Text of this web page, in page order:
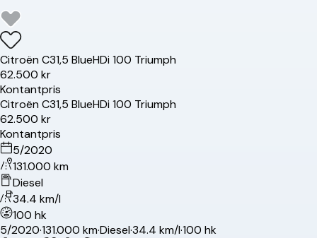
CitroënC31,5 BlueHDi 100 Triumph
62.500 kr
Kontantpris
CitroënC31,5 BlueHDi 100 Triumph
62.500 kr
Kontantpris
5/2020
131.000 km
Diesel
34.4 km/l
100 hk
5/2020·131.000 km·Diesel·34.4 km/l·100 hk